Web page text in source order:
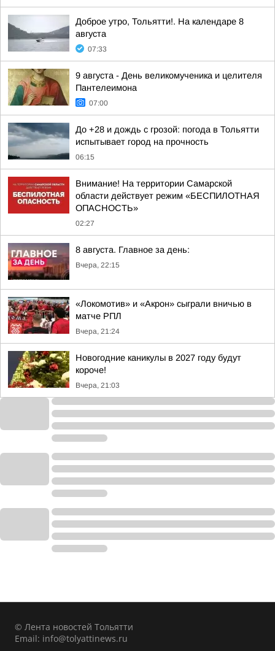
Доброе утро, Тольятти!. На календаре 8
августа
07:33
9 августа - День великомученика и целителя
Пантелеимона
07:00
До +28 и дождь с грозой: погода в Тольятти
испытывает город на прочность
06:15
Внимание! На территории Самарской
области действует режим «БЕСПИЛОТНАЯ
ОПАСНОСТЬ»
02:27
8 августа. Главное за день:
Вчера, 22:15
«Локомотив» и «Акрон» сыграли вничью в
матче РПЛ
Вчера, 21:24
Новогодние каникулы в 2027 году будут
короче!
Вчера, 21:03
© Лента новостей Тольятти
Email: info@tolyattinews.ru